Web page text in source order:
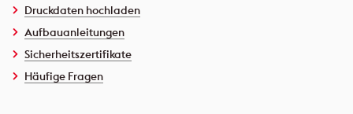
Druckdaten hochladen
Aufbauanleitungen
Sicherheitszertifikate
Häufige Fragen